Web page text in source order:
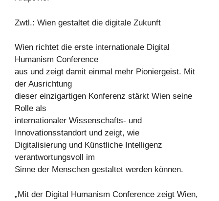
Zwtl.: Wien gestaltet die digitale Zukunft
Wien richtet die erste internationale Digital
Humanism Conference
aus und zeigt damit einmal mehr Pioniergeist. Mit
der Ausrichtung
dieser einzigartigen Konferenz stärkt Wien seine
Rolle als
internationaler Wissenschafts- und
Innovationsstandort und zeigt, wie
Digitalisierung und Künstliche Intelligenz
verantwortungsvoll im
Sinne der Menschen gestaltet werden können.
„Mit der Digital Humanism Conference zeigt Wien,